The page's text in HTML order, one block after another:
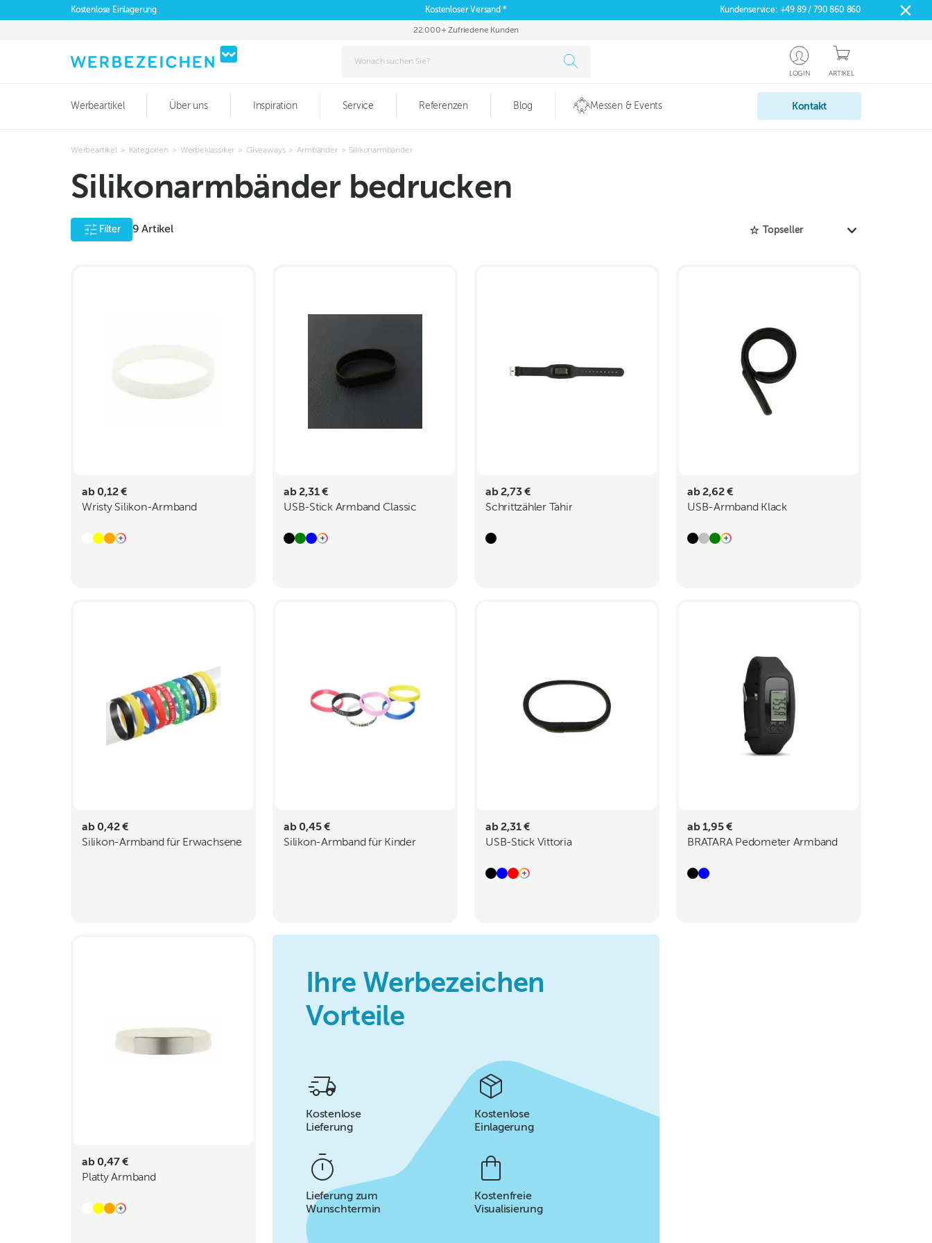
Kostenlose Einlagerung Kostenloser Versand * Kundenservice: +49 89 / 790 860 860
22.000+ Zufriedene Kunden
LOGIN ARTIKEL
Werbeartikel Über uns Inspiration Service Referenzen Blog Messen & Events Kontakt
Werbeartikel > Kategorien > Werbeklassiker > Giveaways > Armbänder > Silikonarmbänder
Silikonarmbänder bedrucken
Filter 9 Artikel Topseller
ab 0,12 €
Wristy Silikon-Armband
ab 2,31 €
USB-Stick Armband Classic
ab 2,73 €
Schrittzähler Tahir
ab 2,62 €
USB-Armband Klack
ab 0,42 €
Silikon-Armband für Erwachsene
ab 0,45 €
Silikon-Armband für Kinder
ab 2,31 €
USB-Stick Vittoria
ab 1,95 €
BRATARA Pedometer Armband
ab 0,47 €
Platty Armband
Ihre Werbezeichen
Vorteile
Kostenlose
Lieferung
Kostenlose
Einlagerung
Lieferung zum
Wunschtermin
Kostenfreie
Visualisierung